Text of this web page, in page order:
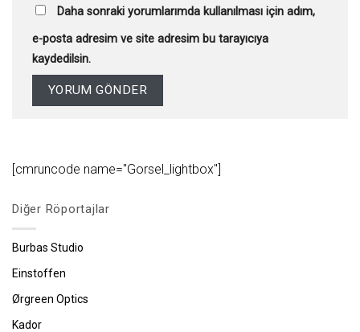
Daha sonraki yorumlarımda kullanılması için adım,
e-posta adresim ve site adresim bu tarayıcıya
kaydedilsin.
[cmruncode name="Gorsel_lightbox"]
Diğer Röportajlar
Burbas Studio
Einstoffen
Ørgreen Optics
Kador